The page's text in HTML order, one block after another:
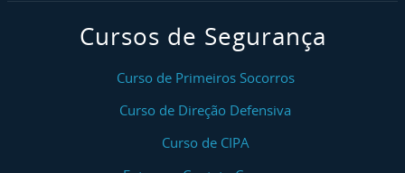
Cursos de Segurança
Curso de Primeiros Socorros
Curso de Direção Defensiva
Curso de CIPA